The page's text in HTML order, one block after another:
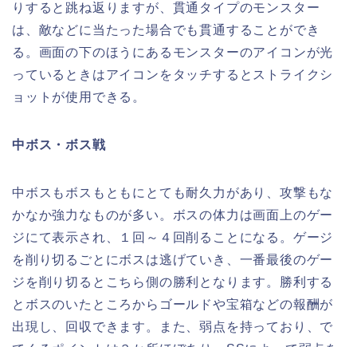
りすると跳ね返りますが、貫通タイプのモンスター
は、敵などに当たった場合でも貫通することができ
る。画面の下のほうにあるモンスターのアイコンが光
っているときはアイコンをタッチするとストライクシ
ョットが使用できる。
中ボス・ボス戦
中ボスもボスもともにとても耐久力があり、攻撃もな
かなか強力なものが多い。ボスの体力は画面上のゲー
ジにて表示され、１回～４回削ることになる。ゲージ
を削り切るごとにボスは逃げていき、一番最後のゲー
ジを削り切るとこちら側の勝利となります。勝利する
とボスのいたところからゴールドや宝箱などの報酬が
出現し、回収できます。また、弱点を持っており、で